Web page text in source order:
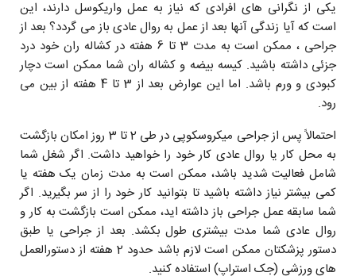
یکی از نگرانی های افرادی که نیاز به عمل واریکوسل دارند، این
است که آیا زندگی آنها بعد از عمل به روال عادی باز می گردد؟ بعد از
جراحی ، ممکن است به مدت 3 تا 6 هفته در کشاله ران خود درد
جزئی داشته باشید. کیسه بیضه و کشاله ران شما ممکن است دچار
کبودی و ورم باشد. اما این عوارض بعد از 3 تا 4 هفته از بین می
رود.
احتمالاً پس از جراحی میکروسکوپی در طی 2 تا 3 روز امکان بازگشت
به محل کار یا روال عادی کار خود را خواهید داشت. اگر شغل شما
شامل فعالیت شدید باشد، ممکن است به مدت زمان یک هفته یا
کمی بیشتر نیاز داشته باشید تا بتوانید کار خود را از سر بگیرید. اگر
شما سابقه عمل جراحی باز داشته اید، ممکن است بازگشت به کار و
روال عادی شما مدت بیشتری طول بکشد. بعد از جراحی یا طبق
دستور پزشکتان ممکن است لازم باشد حدود 2 هفته از دستورالعمل
های ورزشی (جک استراپ) استفاده کنید.